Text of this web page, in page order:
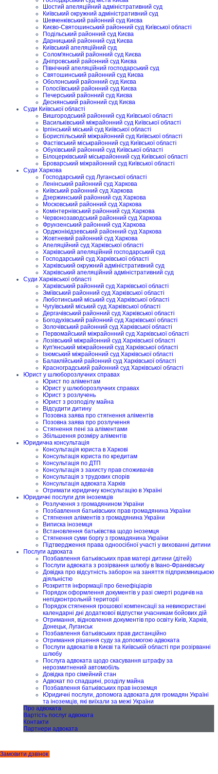
Замовити дзвінок
Шостий апеляційний адміністративний суд
Київський окружний адміністративний суд
Шевченківський районний суд Києва
Києво-Святошинський районний суд Київської області
Подільський районний суд Києва
Дарницький районний суд Києва
Київський апеляційний суд
Солом'янський районний суд Києва
Дніпровський районний суд Києва
Північний апеляційний господарський суд
Святошинський районний суд Києва
Оболонський районний суд Києва
Голосіївський районний суд Києва
Печерський районний суд Києва
Деснянський районний суд Києва
Суди Київської області
Вишгородський районний суд Київської області
Васильківський міжрайонний суд Київської області
Ірпінський міський суд Київської області
Бориспільський міжрайонний суд Київської області
Фастівський міськрайонний суд Київської області
Обухівський районний суд Київської області
Білоцерківський міськрайонний суд Київської області
Броварський міжрайонний суд Київської області
Суди Харкова
Господарський суд Луганської області
Ленінський районний суд Харкова
Київський районний суд Харкова
Дзержинський районний суд Харкова
Московський районний суд Харкова
Комінтернівський районний суд Харкова
Червонозаводський районний суд Харкова
Фрунзенський районний суд Харкова
Орджонікідзевський районний суд Харкова
Жовтневий районний суд Харкова
Апеляційний суд Харківської області
Харківський апеляційний господарський суд
Господарський суд Харківської області
Харківський окружний адміністративний суд
Харківський апеляційний адміністративний суд
Суди Харківської області
Харківський районний суд Харківської області
Зміївський районний суд Харківської області
Люботинський міський суд Харківської області
Чугуївський міський суд Харківської області
Дергачівський районний суд Харківської області
Богодухівський районний суд Харківської області
Золочівський районний суд Харківської області
Первомайський міжрайонний суд Харківської області
Лозівський міжрайонний суд Харківської області
Куп'янський міжрайонний суд Харківської області
Ізюмський міжрайонний суд Харківської області
Балаклійський районний суд Харківської області
Красноградський районний суд Харківської області
Юрист у шлюборозлучних справах
Юрист по аліментам
Юрист у шлюборозлучних справах
Юрист з розлучень
Юрист з розподілу майна
Відсудити дитину
Позовна заява про стягнення аліментів
Позовна заява про розлучення
Стягнення пені за аліментами
Збільшення розміру аліментів
Юридична консультація
Консультація юриста в Харкові
Консультація юриста по кредитам
Консультація по ДТП
Консультація з захисту прав споживачів
Консультація з трудових спорів
Консультація адвоката Харків
Отримати юридичну консультацію в Україні
Юридичні послуги для іноземців
Розлучення з громадянином України
Позбавлення батьківських прав громадянина України
Стягнення аліментів з громадянина України
Виписка іноземця
Встановлення батьківства щодо іноземця
Стягнення суми боргу з громадянина України
Підтвердження права одноосібної участі у вихованні дитини
Послуги адвоката
Позбавлення батьківських прав матері дитини (дітей)
Послуги адвоката з розірвання шлюбу в Івано-Франківську
Довідка про відсутність заборон на заняття підприємницькою
діяльністю
Розкриття інформації про бенефіціарів
Порядок оформлення документів у разі смерті родичів на
непідконтрольній території
Порядок стягнення грошової компенсації за невикористані
календарні дні додаткової відпустки учасникам бойових дій
Отримання, відновлення документів про освіту Київ, Харків,
Донецьк, Луганськ
Позбавлення батьківських прав дистанційно
Отримання рішення суду за допомогою адвоката
Послуги адвокатів в Києві та Київській області при розірванні
шлюбу
Послуга адвоката щодо скасування штрафу за
нерозмитнений автомобіль
Довідка про сімейний стан
Адвокат по спадщині, розділу майна
Позбавлення батьківських прав іноземця
Юридичні послуги, допомога адвоката для громадян Україні
та іноземців, які виїхали за межі України
Про адвоката
Вартість послуг адвоката
Контакти
Партнери адвоката